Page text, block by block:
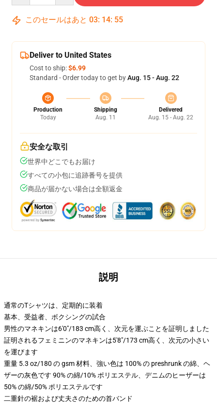
このセールはあと 03: 14: 54
Deliver to United States
Cost to ship:$6.99
Standard - Order today to get byAug. 15 - Aug. 22
Production
Today
Shipping
Aug. 11
Delivered
Aug. 15 - Aug. 22
安全な取引
世界中どこでもお届け
すべての小包に追跡番号を提供
商品が届かない場合は全額返金
説明
通常のTシャツは、定期的に装着
基本、受益者、ボクシングの試合
男性のマネキンは6'0"/183 cm高く、次元を運ぶことを証明しました
証明されるフェミニンのマネキンは5'8"/173 cm高く、次元の小さい
を運びます
重量 5.3 oz/180 の gsm 材料、強い色は 100% の preshrunk の綿、ヘ
ザーの灰色です 90% の綿/10% ポリエステル、デニムのヒーザーは
50% の綿/50% ポリエステルです
二重針の裾および丈夫さのための首バンド